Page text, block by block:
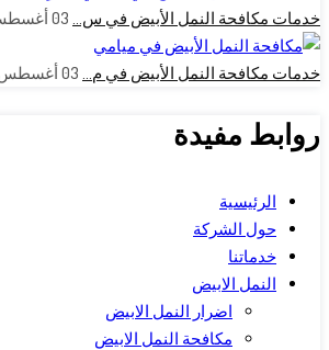
خدمات مكافحة النمل الأبيض في س… 03 أغسطس 26
خدمات مكافحة النمل الأبيض في م… 03 أغسطس 26
روابط مفيدة
الرئيسية
حول الشركة
خدماتنا
النمل الابيض
اضرار النمل الابيض
مكافحة النمل الابيض